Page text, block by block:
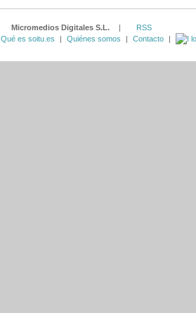
Micromedios Digitales S.L. |
RSS
Qué es soitu.es
| Quiénes somos | Contacto |